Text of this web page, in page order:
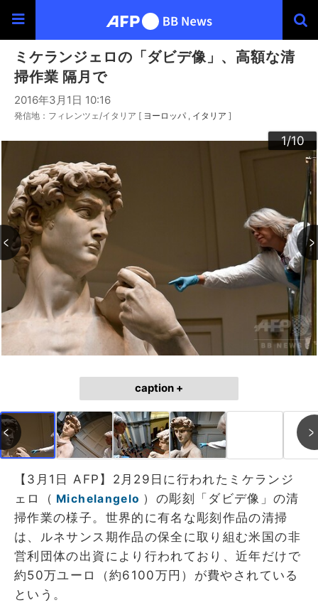
ミケランジェロの「ダビデ像」、高額な清
掃作業 隔月で
2016年3月1日 10:16
発信地：フィレンツェ/イタリア [ ヨーロッパ イタリア ]
1/10
2/10
3/10
4/10
5/10
6/10
7/10
8/10
9/10
10/10
caption +
【3月1日 AFP】2月29日に行われたミケランジ
ェロ（ Michelangelo ）の彫刻「ダビデ像」の清
掃作業の様子。世界的に有名な彫刻作品の清掃
は、ルネサンス期作品の保全に取り組む米国の非
営利団体の出資により行われており、近年だけで
約50万ユーロ（約6100万円）が費やされている
という。